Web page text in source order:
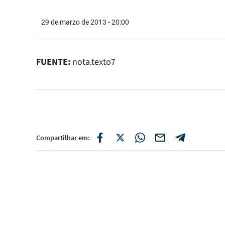
29 de marzo de 2013 - 20:00
FUENTE: nota.texto7
Compartilhar em: